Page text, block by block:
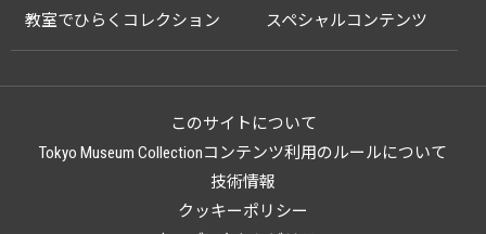
教室でひらくコレクション スペシャルコンテンツ
このサイトについて
Tokyo Museum Collectionコンテンツ利用のルールについて
技術情報
クッキーポリシー